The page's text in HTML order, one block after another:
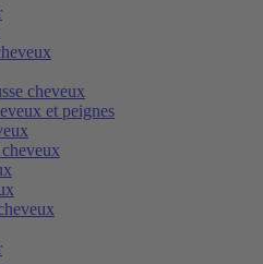
cheveux
et peignes